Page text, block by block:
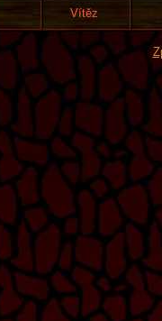
Vítěz